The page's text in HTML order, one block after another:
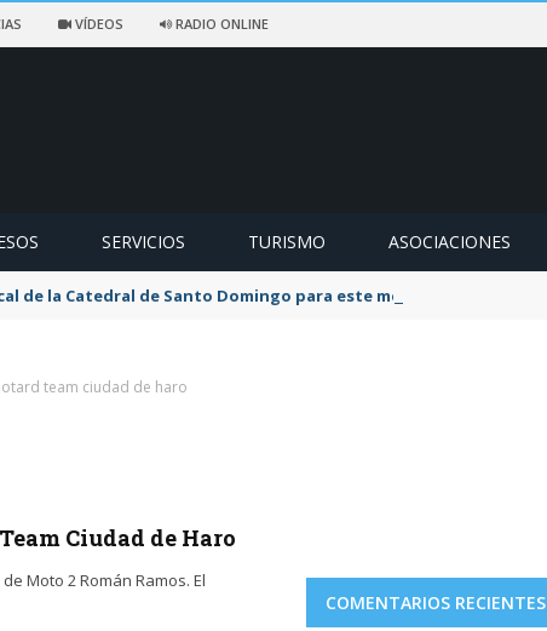
VÍDEOS RADIO ONLINE
SERVICIOS TURISMO ASOCIACIONES
de la Catedral de Santo Domingo para este mes de agosto
team ciudad de haro
Ciudad de Haro
Moto 2 Román Ramos. El
COMENTARIOS RECIENTES